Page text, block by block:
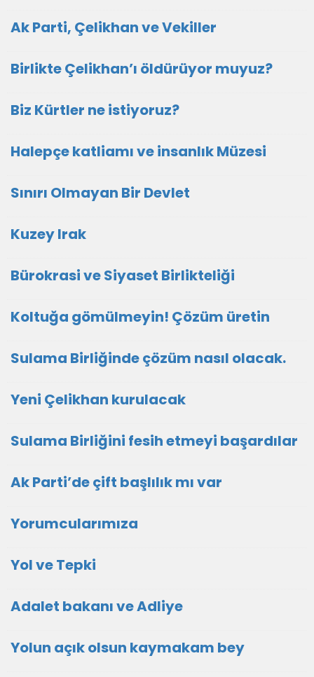
Ak Parti, Çelikhan ve Vekiller
Birlikte Çelikhan’ı öldürüyor muyuz?
Biz Kürtler ne istiyoruz?
Halepçe katliamı ve insanlık Müzesi
Sınırı Olmayan Bir Devlet
Kuzey Irak
Bürokrasi ve Siyaset Birlikteliği
Koltuğa gömülmeyin! Çözüm üretin
Sulama Birliğinde çözüm nasıl olacak.
Yeni Çelikhan kurulacak
Sulama Birliğini fesih etmeyi başardılar
Ak Parti’de çift başlılık mı var
Yorumcularımıza
Yol ve Tepki
Adalet bakanı ve Adliye
Yolun açık olsun kaymakam bey